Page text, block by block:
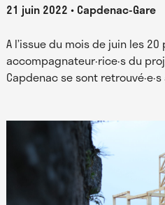
21 juin 2022 Capdenac-Gare
A l’issue du mois de juin les 20
accompagnateur·rice·s du
Capdenac se sont